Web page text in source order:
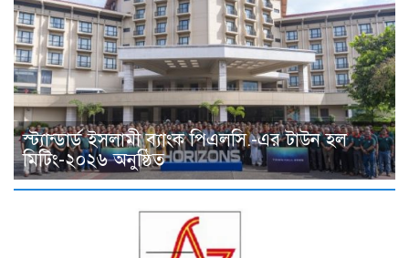
স্ট্যান্ডার্ড ইসলামী ব্যাংক পিএলসি.-এর টাউন হল
মিটিং-২০২৬ অনুষ্ঠিত